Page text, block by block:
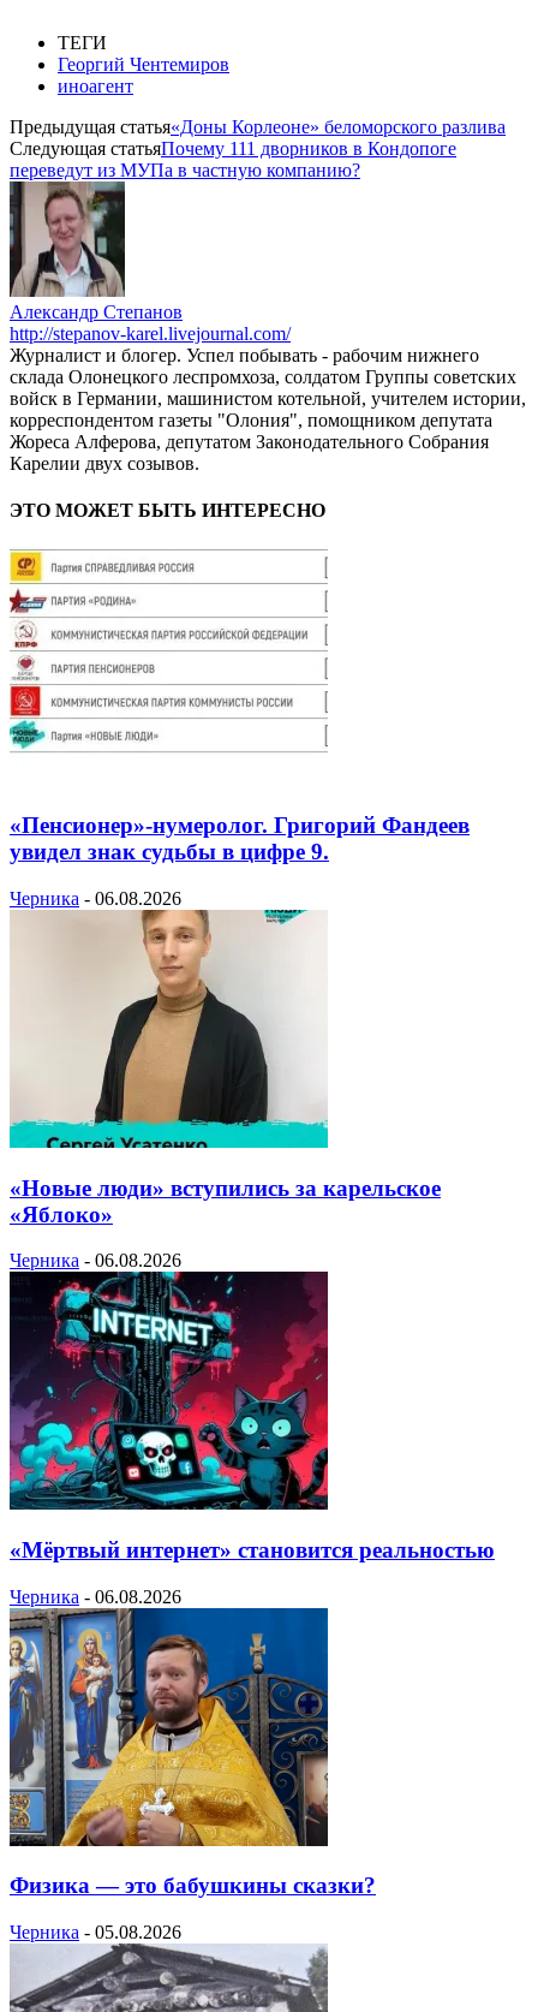
ТЕГИ
Георгий Чентемиров
иноагент
Предыдущая статья«Доны Корлеоне» беломорского разлива
Следующая статьяПочему 111 дворников в Кондопоге
переведут из МУПа в частную компанию?
Александр Степанов
http://stepanov-karel.livejournal.com/
Журналист и блогер. Успел побывать - рабочим нижнего
склада Олонецкого леспромхоза, солдатом Группы советских
войск в Германии, машинистом котельной, учителем истории,
корреспондентом газеты "Олония", помощником депутата
Жореса Алферова, депутатом Законодательного Собрания
Карелии двух созывов.
ЭТО МОЖЕТ БЫТЬ ИНТЕРЕСНО
«Пенсионер»-нумеролог. Григорий Фандеев
увидел знак судьбы в цифре 9.
Черника - 06.08.2026
«Новые люди» вступились за карельское
«Яблоко»
Черника - 06.08.2026
«Мёртвый интернет» становится реальностью
Черника - 06.08.2026
Физика — это бабушкины сказки?
Черника - 05.08.2026